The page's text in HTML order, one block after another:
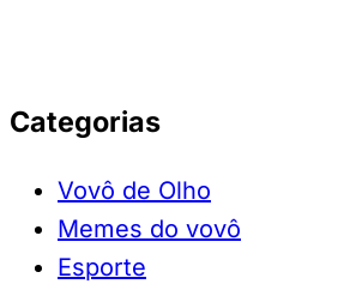
Categorias
Vovô de Olho
Memes do vovô
Esporte